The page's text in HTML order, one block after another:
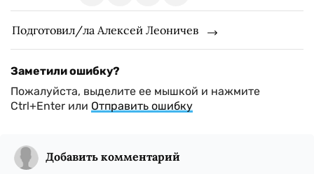
Подготовил/ла Алексей Леоничев
Заметили ошибку?
Пожалуйста, выделите ее мышкой и нажмите
Ctrl+Enter или Отправить ошибку
Добавить комментарий